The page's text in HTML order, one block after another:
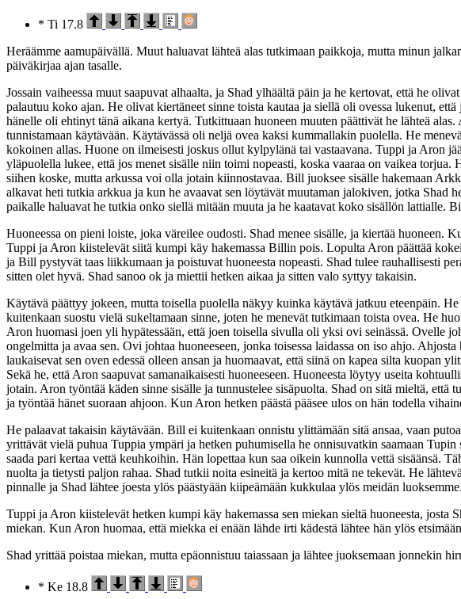
* Ti 17.8
Heräämme aamupäivällä. Muut haluavat lähteä alas tutkimaan paikkoja, mutta minun
päiväkirjaa ajan tasalle.
Jossain vaiheessa muut saapuvat alhaalta, ja Shad ylhäältä päin ja he kertovat, että he
palautuu koko ajan. He olivat kiertäneet sinne toista kautaa ja siellä oli ovessa lukenut,
hänelle oli ehtinyt tänä aikana kertyä. Tutkittuaan huoneen muuten päättivät he lähteä
tunnistamaan käytävään. Käytävässä oli neljä ovea kaksi kummallakin puolella. He
kokoinen allas. Huone on ilmeisesti joskus ollut kylpylänä tai vastaavana. Tuppi ja Aron
yläpuolella lukee, että jos menet sisälle niin toimi nopeasti, koska vaaraa on vaikea
siihen koske, mutta arkussa voi olla jotain kiinnostavaa. Bill juoksee sisälle hakemaan
alkavat heti tutkia arkkua ja kun he avaavat sen löytävät muutaman jalokiven, jotka
paikalle haluavat he tutkia onko siellä mitään muuta ja he kaatavat koko sisällön lattialle.
Huoneessa on pieni loiste, joka väreilee oudosti. Shad menee sisälle, ja kiertää
Tuppi ja Aron kiistelevät siitä kumpi käy hakemassa Billin pois. Lopulta Aron päättää
ja Bill pystyvät taas liikkumaan ja poistuvat huoneesta nopeasti. Shad tulee rauhallisesti
sitten olet hyvä. Shad sanoo ok ja miettii hetken aikaa ja sitten valo syttyy takaisin.
Käytävä päättyy jokeen, mutta toisella puolella näkyy kuinka käytävä jatkuu eteenpäin.
kuitenkaan suostu vielä sukeltamaan sinne, joten he menevät tutkimaan toista ovea. He
Aron huomasi joen yli hypätessään, että joen toisella sivulla oli yksi ovi seinässä. Ovelle
ongelmitta ja avaa sen. Ovi johtaa huoneeseen, jonka toisessa laidassa on iso ahjo.
laukaisevat sen oven edessä olleen ansan ja huomaavat, että siinä on kapea silta kuopan
Sekä he, että Aron saapuvat samanaikaisesti huoneeseen. Huoneesta löytyy useita
jotain. Aron työntää käden sinne sisälle ja tunnustelee sisäpuolta. Shad on sitä mieltä,
ja työntää hänet suoraan ahjoon. Kun Aron hetken päästä pääsee ulos on hän todella
He palaavat takaisin käytävään. Bill ei kuitenkaan onnistu ylittämään sitä ansaa, vaan
yrittävät vielä puhua Tuppia ympäri ja hetken puhumisella he onnisuvatkin saamaan
saada pari kertaa vettä keuhkoihin. Hän lopettaa kun saa oikein kunnolla vettä sisäänsä.
nuolta ja tietysti paljon rahaa. Shad tutkii noita esineitä ja kertoo mitä ne tekevät. He
pinnalle ja Shad lähtee joesta ylös päästyään kiipeämään kukkulaa ylös meidän luoksemme.
Tuppi ja Aron kiistelevät hetken kumpi käy hakemassa sen miekan sieltä huoneesta,
miekan. Kun Aron huomaa, että miekka ei enään lähde irti kädestä lähtee hän ylös
Shad yrittää poistaa miekan, mutta epäonnistuu taiassaan ja lähtee juoksemaan jonnekin
* Ke 18.8